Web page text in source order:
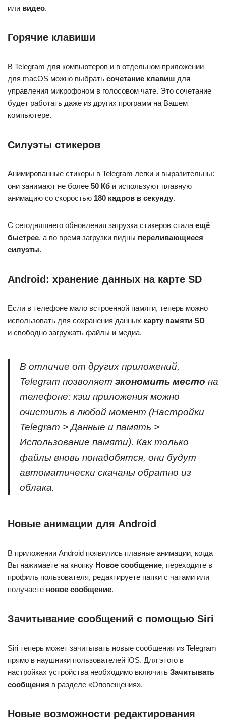
или видео.
Горячие клавиши
В Telegram для компьютеров и в отдельном приложении
для macOS можно выбрать сочетание клавиш для
управления микрофоном в голосовом чате. Это сочетание
будет работать даже из других программ на Вашем
компьютере.
Силуэты стикеров
Анимированные стикеры в Telegram легки и выразительны:
они занимают не более 50 Кб и используют плавную
анимацию со скоростью 180 кадров в секунду.
С сегодняшнего обновления загрузка стикеров стала ещё
быстрее, а во время загрузки видны переливающиеся
силуэты.
Android: хранение данных на карте SD
Если в телефоне мало встроенной памяти, теперь можно
использовать для сохранения данных карту памяти SD —
и свободно загружать файлы и медиа.
В отличие от других приложений,
Telegram позволяет экономить место на
телефоне: кэш приложения можно
очистить в любой момент (Настройки
Telegram > Данные и память >
Использование памяти). Как только
файлы вновь понадобятся, они будут
автоматически скачаны обратно из
облака.
Новые анимации для Android
В приложении Android появились плавные анимации, когда
Вы нажимаете на кнопку Новое сообщение, переходите в
профиль пользователя, редактируете папки с чатами или
получаете новое сообщение.
Зачитывание сообщений с помощью Siri
Siri теперь может зачитывать новые сообщения из Telegram
прямо в наушники пользователей iOS. Для этого в
настройках устройства необходимо включить Зачитывать
сообщения в разделе «Оповещения».
Новые возможности редактирования